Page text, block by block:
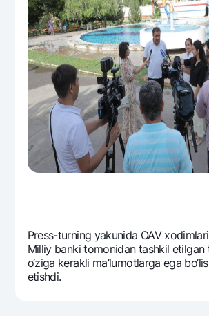
Prеss-turning yakunida OAV
Milliy banki tomonidan tashkil etilgan
o‘ziga kеrakli ma’lumotlarga ega
etishdi.